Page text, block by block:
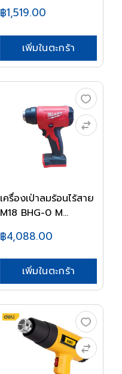
฿1,519.00
เพิ่มในตะกร้า
เครื่องเป่าลมร้อนไร้สาย
M18 BHG-0 M...
฿4,088.00
เพิ่มในตะกร้า